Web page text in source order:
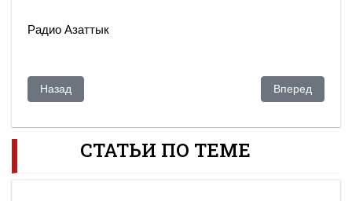
Радио Азаттык
Предыдущий: Сати проиграла Гоге битву за Тимура
Назад Следующий:
Вперед
СТАТЬИ ПО ТЕМЕ